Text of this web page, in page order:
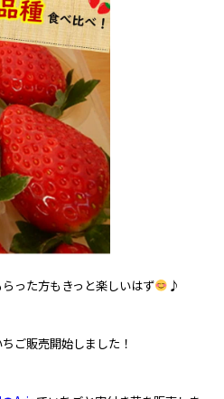
った方もきっと楽しいはず ♪
ご販売開始しました！